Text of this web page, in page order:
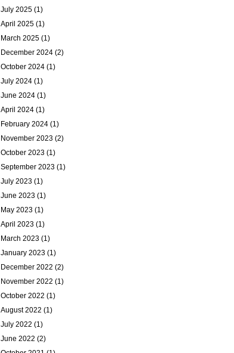
July 2025 (1)
April 2025 (1)
March 2025 (1)
December 2024 (2)
October 2024 (1)
July 2024 (1)
June 2024 (1)
April 2024 (1)
February 2024 (1)
November 2023 (2)
October 2023 (1)
September 2023 (1)
July 2023 (1)
June 2023 (1)
May 2023 (1)
April 2023 (1)
March 2023 (1)
January 2023 (1)
December 2022 (2)
November 2022 (1)
October 2022 (1)
August 2022 (1)
July 2022 (1)
June 2022 (2)